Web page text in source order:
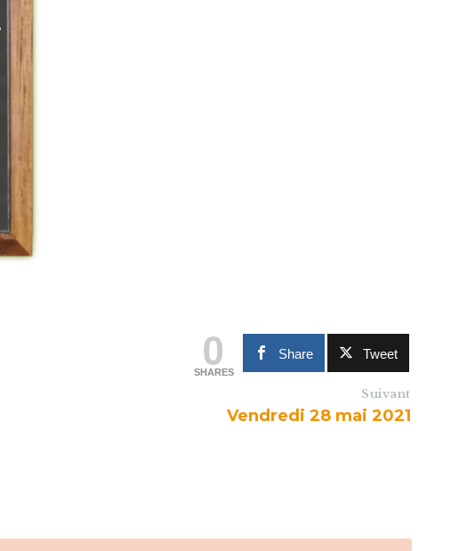
0
SHARES
Share Tweet
Suivant
Vendredi 28 mai 2021